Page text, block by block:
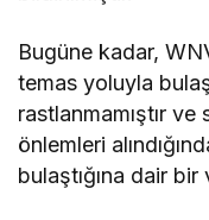
Bugüne kadar,
temas yoluyla
rastlanmamıştır
önlemleri
bulaştığına dair